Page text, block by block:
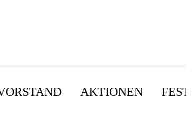
AKTIONEN